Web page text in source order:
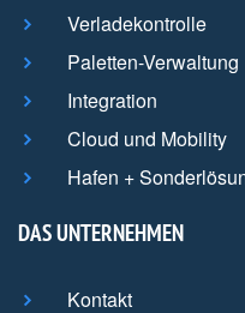
Verladekontrolle
Paletten-Verwaltung
Integration
Cloud und Mobility
Hafen +
DAS UNTERNEHMEN
Kontakt